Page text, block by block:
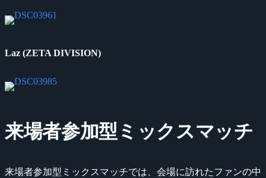
Laz (ZETA DIVISION)
来場者参加型ミックスマッチ
来場者参加型ミックスマッチでは、会場に訪れたファンの中